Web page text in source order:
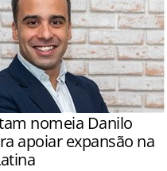
nomeia Danilo
apoiar expansão na